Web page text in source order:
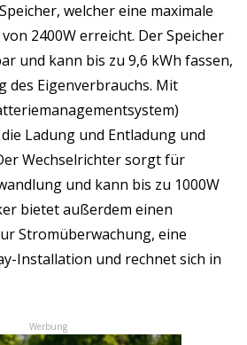
welcher eine maximale
2400W erreicht. Der Speicher
und kann bis zu 9,6 kWh fassen,
des Eigenverbrauchs. Mit
Ladung und Entladung und
Wechselrichter sorgt für
und kann bis zu 1000W
bietet außerdem einen
Stromüberwachung, eine
Installation und rechnet sich in
Werbung